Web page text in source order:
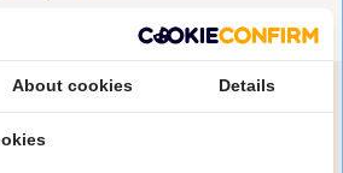
klanten
helpen je graag! Spreek ons aan
About cookies Details